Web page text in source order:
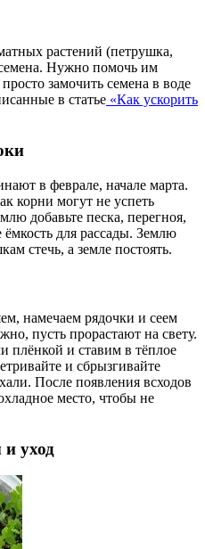
растений (петрушка,
Нужно помочь им
замочить семена в воде
в статье «Как ускорить
в феврале, начале марта.
корни могут не успеть
добавьте песка, перегноя,
для рассады. Землю
стечь, а земле постоять.
намечаем рядочки и сеем
пусть прорастают на свету.
плёнкой и ставим в тёплое
и сбрызгивайте
После появления всходов
место, чтобы не
уход